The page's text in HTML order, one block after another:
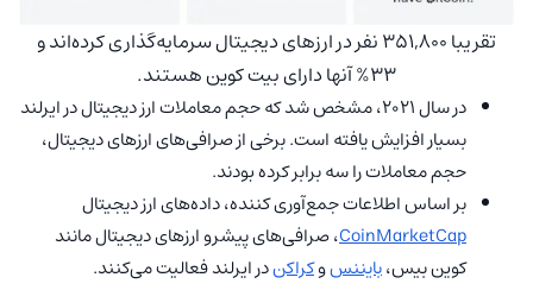
تقریبا 351,800 نفر در ارزهای دیجیتال سرمایه‌گذاری کرده‌اند و
33% آنها دارای بیت کوین هستند.
در سال 2021، مشخص شد که حجم معاملات ارز دیجیتال در ایرلند
بسیار افزایش یافته است. برخی از صرافی‌های ارزهای دیجیتال،
حجم معاملات را سه برابر کرده بودند.
بر اساس اطلاعات جمع‌آوری کننده، داده‌های ارز دیجیتال
CoinMarketCap، صرافی‌های پیشرو ارزهای دیجیتال مانند
کوین بیس،بایننسوکراکندر ایرلند فعالیت می‌کنند.